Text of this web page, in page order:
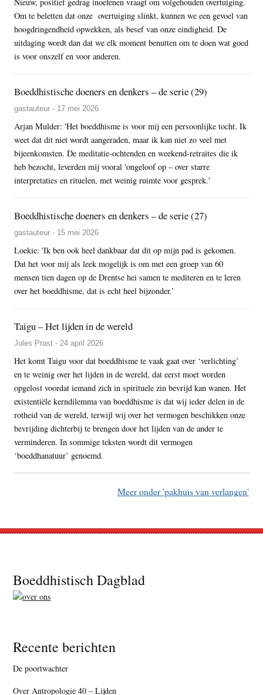
Nieuw, positief gedrag inoefenen vraagt om volgehouden overtuiging.
Om te beletten dat onze overtuiging slinkt, kunnen we een gevoel van
hoogdringendheid opwekken, als besef van onze eindigheid. De
uitdaging wordt dan dat we elk moment benutten om te doen wat goed
is voor onszelf en voor anderen.
Boeddhistische doeners en denkers – de serie (29)
gastauteur - 17 mei 2026
Arjan Mulder: 'Het boeddhisme is voor mij een persoonlijke tocht. Ik
weet dat dit niet wordt aangeraden, maar ik kan niet zo veel met
bijeenkomsten. De meditatie-ochtenden en weekend-retraites die ik
heb bezocht, leverden mij vooral 'ongeloof op – over starre
interpretaties en rituelen, met weinig ruimte voor gesprek.'
Boeddhistische doeners en denkers – de serie (27)
gastauteur - 15 mei 2026
Loekie: 'Ik ben ook heel dankbaar dat dit op mijn pad is gekomen.
Dat het voor mij als leek mogelijk is om met een groep van 60
mensen tien dagen op de Drentse hei samen te mediteren en te leren
over het boeddhisme, dat is echt heel bijzonder.’
Taigu – Het lijden in de wereld
Jules Prast - 24 april 2026
Het komt Taigu voor dat boeddhisme te vaak gaat over ‘verlichting’
en te weinig over het lijden in de wereld, dat eerst moet worden
opgelost voordat iemand zich in spirituele zin bevrijd kan wanen. Het
existentiële kerndilemma van boeddhisme is dat wij ieder delen in de
rotheid van de wereld, terwijl wij over het vermogen beschikken onze
bevrijding dichterbij te brengen door het lijden van de ander te
verminderen. In sommige teksten wordt dit vermogen
‘boeddhanatuur’ genoemd.
Meer onder 'pakhuis van verlangen'
Footer
Boeddhistisch Dagblad
Recente berichten
De poortwachter
Over Antropologie 40 – Lijden